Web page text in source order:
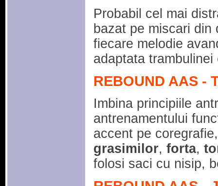
Probabil cel mai
bazat pe miscari
fiecare melodie
adaptata trambulinei
REBOUND AAS -
Imbina principiile
antrenamentului
accent pe
grasimilor, forta,
folosi saci cu nisip,